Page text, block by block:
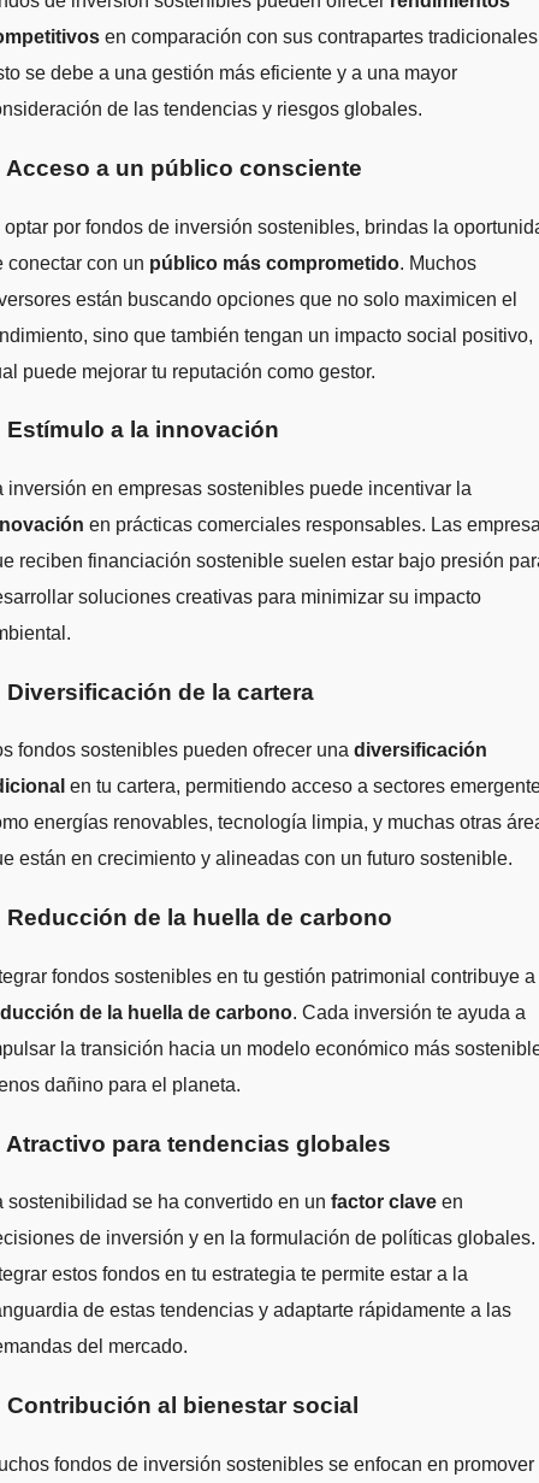
en comparación con sus contrapartes
se debe a una gestión más eficiente y a una mayor
de las tendencias y riesgos globales.
Acceso a un público consciente
optar por fondos de inversión sostenibles, brindas la
conectar con un público más comprometido. Muchos
están buscando opciones que no solo maximicen el
sino que también tengan un impacto social positivo,
puede mejorar tu reputación como gestor.
Estímulo a la innovación
inversión en empresas sostenibles puede incentivar la
en prácticas comerciales responsables. Las
reciben financiación sostenible suelen estar bajo presión
soluciones creativas para minimizar su impacto
Diversificación de la cartera
fondos sostenibles pueden ofrecer una diversificación
en tu cartera, permitiendo acceso a sectores
energías renovables, tecnología limpia, y muchas otras
están en crecimiento y alineadas con un futuro sostenible.
Reducción de la huella de carbono
fondos sostenibles en tu gestión patrimonial contribuye
de la huella de carbono. Cada inversión te ayuda a
la transición hacia un modelo económico más
dañino para el planeta.
Atractivo para tendencias globales
sostenibilidad se ha convertido en un factor clave en
de inversión y en la formulación de políticas globales.
estos fondos en tu estrategia te permite estar a la
de estas tendencias y adaptarte rápidamente a las
del mercado.
Contribución al bienestar social
fondos de inversión sostenibles se enfocan en promover